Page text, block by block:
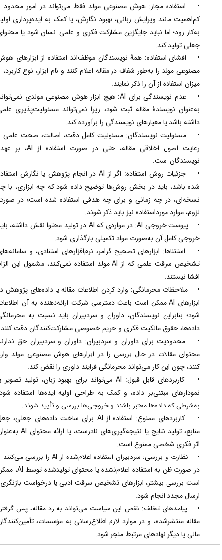
• استفاده مجاز: هوش مصنوعی مولد فقط می‌تواند در امور محدود و
کم‌اهمیت مانند ویرایش زبانی، بهبود نگارش، یا کمک به ایده‌‌پردازی اولیه
به‌کار رود؛ اما نباید جایگزین مشارکت فکری و علمی انسان شود یا محتوای
جعلی تولید کند.
• افشای استفاده: همۀ نویسندگان موظف‌اند استفاده از ابزارهای هوش
مصنوعی مولد را به‌طور شفاف در مقاله اعلام کنند و نام ابزار، نوع کاربرد، و
میزان استفاده از آن را ذکر نمایند.
• عدم نویسندگی برای AI: هیچ ابزار هوش مصنوعی مولدی نمی‌تواند
به‌عنوان نویسندۀ مقاله ثبت شود، زیرا نمی‌تواند مسئولیت‌پذیری علمی
داشته باشد یا معیارهای نویسندگی را برآورده کند.
• مسئولیت نویسندگان: مسئولیت کامل دقت، اصالت، صحت علمی و
رعایت اصول اخلاقی مقاله، حتی در صورت استفاده از AI، بر عهده
نویسندگان است.
• جزئیات روش استفاده: اگر از AI در انجام پژوهش یا نگارش استفاده
شده باشد، باید در بخش روش‌ها توضیح داده شود که چه ابزاری، با چه
نسخه‌ای، در چه زمانی و برای چه هدفی استفاده شده است؛ در صورت
لزوم، موارد مورداستفاده نیز باید ذکر شوند.
• پیوست خروجی AI: در مواردی که AI در تولید محتوا نقش داشته، باید
خروجی کامل آن به‌صورت مواد تکمیلی بارگذاری شود.
• استثناها: ابزارهای تصحیح گرامر، نرم‌افزارهای استنادی، و سامانه‌های
تشخیص سرقت علمی که از AI مولد استفاده نمی‌کنند، مشمول این الزام
افشا نیستند.
• ملاحظات محرمانگی: وارد کردن اطلاعات مقاله یا داده‌های پژوهش در
ابزارهای AI ممکن است باعث دسترسی شرکت ارائه‌دهنده به آن اطلاعات
شود؛ بنابراین نویسندگان، داوران و سردبیران باید نسبت به محرمانگی
داده‌ها، حقوق مالکیت فکری و حریم خصوصی مشارکت‌کنندگان دقت کنند.
• محدودیت برای داوران و سردبیران: داوران و سردبیران حق ندارند
محتوای مقالات در حال بررسی را در ابزارهای هوش مصنوعی مولد وارد
کنند، چون این کار می‌تواند محرمانگی فرایند داوری را نقض کند.
• کاربردهای قابل قبول: AI می‌تواند برای بهبود زبان، تولید تصویر یا
نمودارهای مبتنی‌بر داده، و کمک به طراحی اولیه ایده‌ها استفاده شود؛
به‌شرطی که داده‌ها معتبر باشند و خروجی‌ها بررسی و تأیید شوند.
• کاربردهای ممنوع: استفاده از AI برای ساخت داده‌های جعلی، جعل
منابع، تولید نتایج یا نتیجه‌گیری‌های نادرست، یا ارائه محتوای AI به‌عنوان
اثر فکری شخصی ممنوع است.
• نظارت و بررسی: سردبیران استفاده اعلام‌شده از AI را بررسی می‌کنند و
در صورت ظن به استفاده اعلام‌نشده یا محتوای تولیدشده توسط AI، ممکن
است بررسی بیشتر، ابزارهای تشخیص سرقت ادبی یا درخواست بازنگری/
ارسال مجدد انجام شود.
• پیامدهای تخلف: نقض این سیاست می‌تواند به رد مقاله، پس گرفتن
مقاله منتشرشده، و در موارد لازم اطلاع‌رسانی به مؤسسات، تأمین‌کنندگان
مالی یا دیگر نهادهای مرتبط منجر شود.